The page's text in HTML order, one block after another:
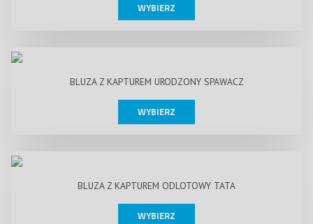
WYBIERZ
BLUZA Z KAPTUREM URODZONY SPAWACZ
WYBIERZ
BLUZA Z KAPTUREM ODLOTOWY TATA
WYBIERZ